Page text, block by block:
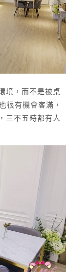
境，而不是被桌
很有機會客滿，
三不五時都有人